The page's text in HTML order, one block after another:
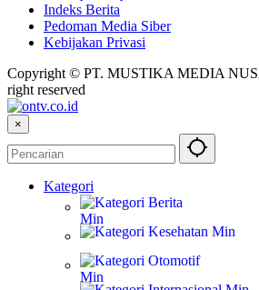
Indeks Berita
Pedoman Media Siber
Kebijakan Privasi
Copyright © PT. MUSTIKA MEDIA
right reserved
×
Kategori